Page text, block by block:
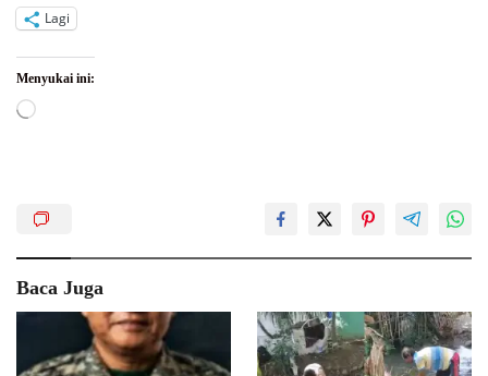
Lagi
Menyukai ini:
Memuat...
Baca Juga